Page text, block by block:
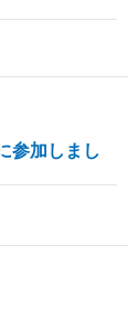
参加しまし